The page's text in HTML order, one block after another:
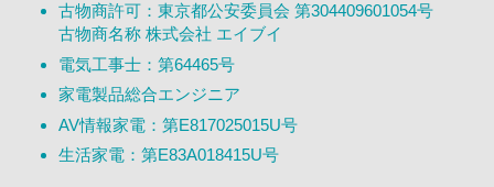
古物商許可：東京都公安委員会 第304409601054号
古物商名称 株式会社 エイブイ
電気工事士：第64465号
家電製品総合エンジニア
AV情報家電：第E817025015U号
生活家電：第E83A018415U号